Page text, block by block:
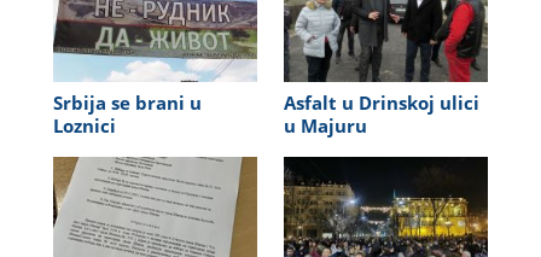
Srbija se brani u
Loznici
Asfalt u Drinskoj ulici
u Majuru